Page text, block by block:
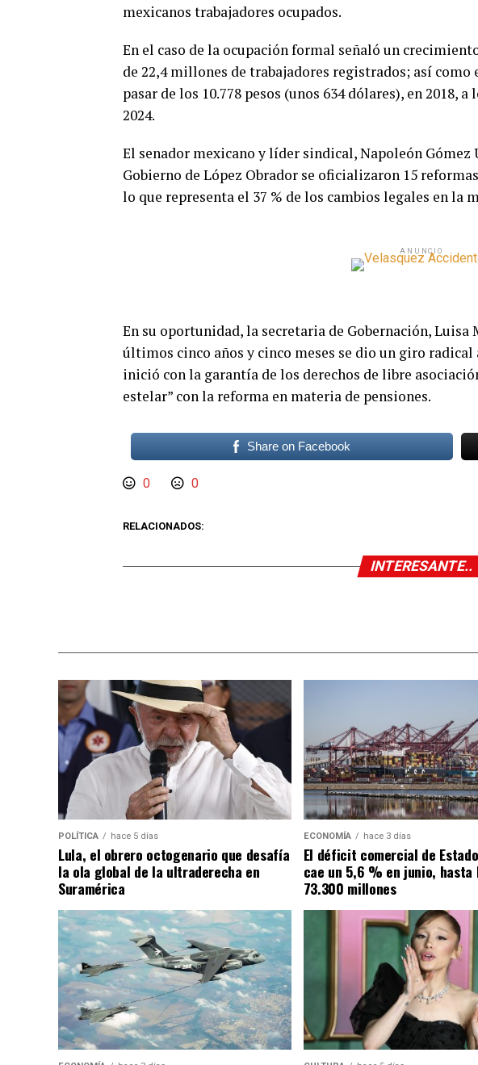
mexicanos trabajadores ocupados.
En el caso de la ocupación formal señaló un
de 22,4 millones de trabajadores registrados; así
pasar de los 10.778 pesos (unos 634 dólares), en 2018, a
2024.
El senador mexicano y líder sindical, Napoleón
Gobierno de López Obrador se oficializaron 15
lo que representa el 37 % de los cambios legales en la
ANUNCIO
En su oportunidad, la secretaria de Gobernación,
últimos cinco años y cinco meses se dio un giro
inició con la garantía de los derechos de libre
estelar” con la reforma en materia de pensiones.
Share on Facebook
0 0
RELACIONADOS:
INTERESANTE..
POLÍTICA hace 5 días
Lula, el obrero octogenario que desafía
la ola global de la ultraderecha en
Suramérica
ECONOMÍA hace 3 días
El déficit comercial de
cae un 5,6 % en junio, hasta
73.300 millones